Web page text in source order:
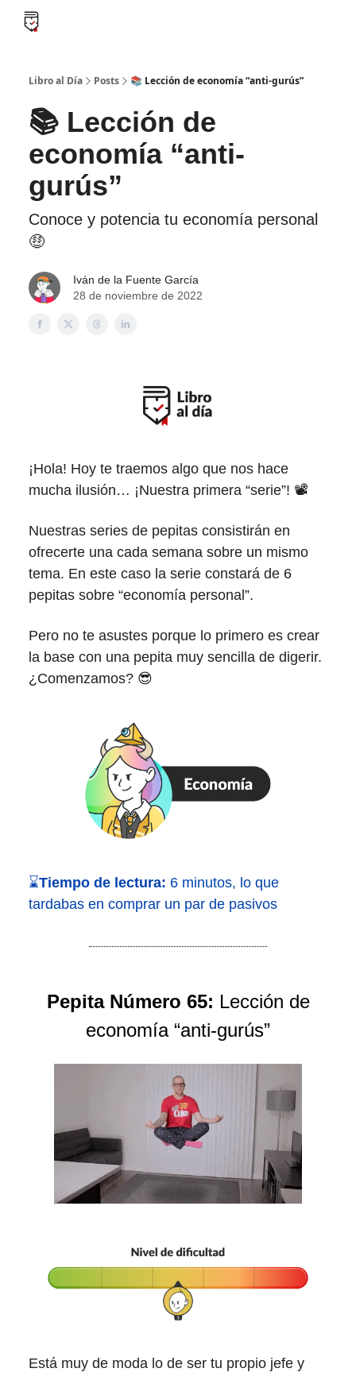
Libro al Día Posts 📚 Lección de economía “anti-gurús”
📚 Lección de
economía “anti-
gurús”
Conoce y potencia tu economía personal
🤑
Iván de la Fuente García
28 de noviembre de 2022
¡Hola! Hoy te traemos algo que nos hace
mucha ilusión… ¡Nuestra primera “serie”! 📽
Nuestras series de pepitas consistirán en
ofrecerte una cada semana sobre un mismo
tema. En este caso la serie constará de 6
pepitas sobre “economía personal”.
Pero no te asustes porque lo primero es crear
la base con una pepita muy sencilla de digerir.
¿Comenzamos? 😎
⌛Tiempo de lectura: 6 minutos, lo que
tardabas en comprar un par de pasivos
Pepita Número 65: Lección de
economía “anti-gurús”
Está muy de moda lo de ser tu propio jefe y